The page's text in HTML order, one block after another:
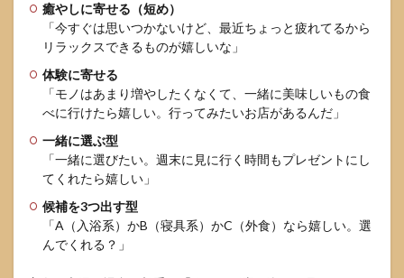
癒やしに寄せる（短め）
「今すぐは思いつかないけど、最近ちょっと疲れてるから
リラックスできるものが嬉しいな」
体験に寄せる
「モノはあまり増やしたくなくて、一緒に美味しいもの食
べに行けたら嬉しい。行ってみたいお店があるんだ」
一緒に選ぶ型
「一緒に選びたい。週末に見に行く時間もプレゼントにし
てくれたら嬉しい」
候補を3つ出す型
「A（入浴系）かB（寝具系）かC（外食）なら嬉しい。選
んでくれる？」